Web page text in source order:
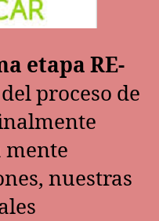
etapa RE-
proceso de
mente
nuestras